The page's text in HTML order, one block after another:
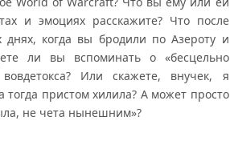
и эмоциях расскажите? Что после
днях, когда вы бродили по Азероту и
ли вы вспоминать о «бесцельно
Или скажете, внучек, я
тогда пристом хилила? А может просто
не чета нынешним»?